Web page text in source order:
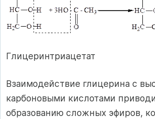
Глицеринтриацетат
Взаимодействие глицерина с
карбоновыми кислотами
образованию сложных эфиров,